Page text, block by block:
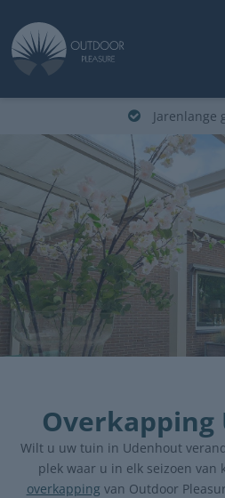
Jarenlange
Wilt u uw tuin in Udenhout
plek waar u in elk seizoen van
overkapping van Outdoor